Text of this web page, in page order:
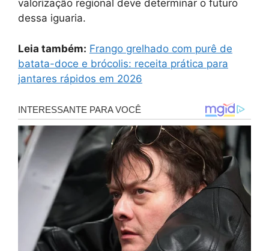
valorização regional deve determinar o futuro
dessa iguaria.
Leia também: Frango grelhado com purê de
batata-doce e brócolis: receita prática para
jantares rápidos em 2026